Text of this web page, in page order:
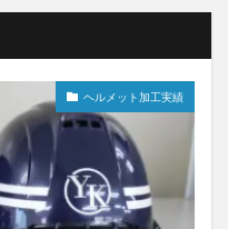
ヘルメット加工実績